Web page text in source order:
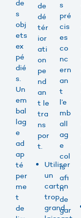
de
s
obj
ets
ex
pé
dié
s.
Un
em
bal
lag
e
ad
ap
té
per
me
t
de
de
dé
tér
ior
ati
on
pe
nd
an
t le
tra
ns
por
t.
Utiliser
un
carton
trop
grand
s
pré
cis
es
co
nc
ern
an
t
l’e
mb
all
ag
e
col
is
afi
n
de
gar